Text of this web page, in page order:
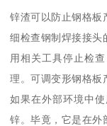
锌渣可以防止钢格板
细检查钢制焊接接头
用相关工具停止检
理。可调变形钢格板
如果在外部环境中
锌。毕竟，它是在外